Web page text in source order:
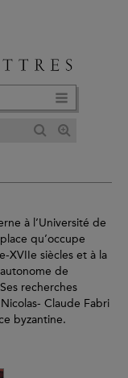
à l’Université de
qu’occupe
XVIIe siècles et à la
de
recherches
Claude Fabri
byzantine.